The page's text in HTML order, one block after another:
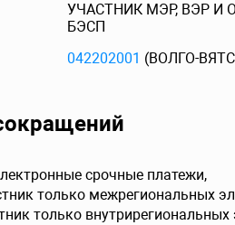
УЧАСТНИК МЭР, ВЭР И
БЭСП
042202001 (ВОЛГО-
срочные платежи,
только межрегиональных
только внутрирегиональных